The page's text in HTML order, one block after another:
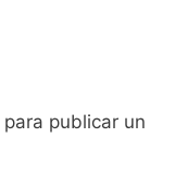
para publicar un